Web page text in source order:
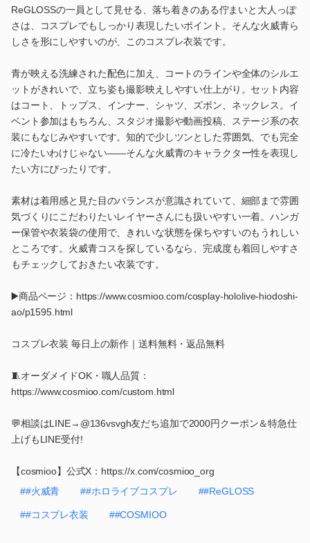
ReGLOSSの一員として見せる、落ち着きのある佇まいと大人っぽ
さは、コスプレでもしっかり表現したいポイント。そんな火威青ら
しさを形にしやすいのが、このコスプレ衣装です。
青が映える洗練された配色に加え、コートのラインや全体のシルエ
ットがきれいで、立ち姿も撮影映えしやすい仕上がり。セット内容
はコート、トップス、インナー、シャツ、ズボン、ネックレス。イ
ベント参加はもちろん、スタジオ撮影や動画投稿、ステージ系の衣
装にもなじみやすいです。知的で少しツンとした雰囲気、でも完全
に冷たいわけじゃない――そんな火威青のキャラクター性を表現し
たい方にぴったりです。
素材は着用感と見た目のバランスが意識されていて、細部まで雰囲
気づくりにこだわりたいレイヤーさんにも扱いやすい一着。ハンガ
ー保管や衣装袋の使用で、きれいな状態を保ちやすいのもうれしい
ところです。火威青コスを探しているなら、完成度も着回しやすさ
もチェックしておきたい衣装です。
▶️商品ページ：https://www.cosmioo.com/cosplay-hololive-hiodoshi-
ao/p1595.html
コスプレ衣装 毎日上の新作｜送料無料・返品無料
🧵オーダメイドOK・職人品質：
https://www.cosmioo.com/custom.html
💬相談はLINE→@136vsvgh友だち追加で2000円クーポン＆特急仕
上げもLINE受付!
【cosmioo】公式X：https://x.com/cosmioo_org
##火威青
##ホロライブコスプレ ##ReGLOSS
##コスプレ衣装 ##COSMIOO